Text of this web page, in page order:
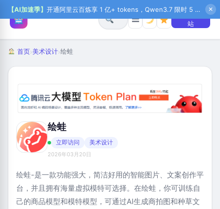
【AI加速季】 开通阿里云百炼享 1 亿+ tokens，Qwen3.7 限时 5 折起，秒悟新注送 1 万积分，加入 OPC 赢百万助力金，QoderWork CN 首月 0 元 ✕
☰
+ 提交网
站
首页›美术设计›绘蛙
绘蛙
立即访问 美术设计
2026年03月20日
绘蛙-是一款功能强大，简洁好用的智能图片、文案创作平
台，并且拥有海量虚拟模特可选择。在绘蛙，你可训练自
己的商品模型和模特模型，可通过AI生成商拍图和种草文